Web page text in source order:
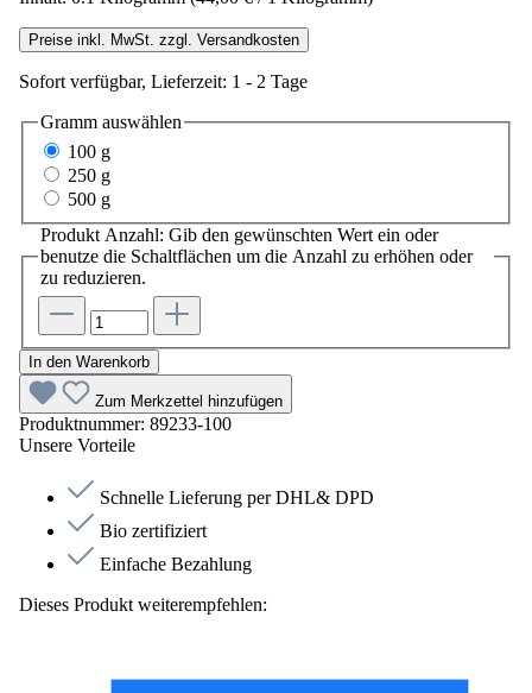
Preise inkl. MwSt. zzgl. Versandkosten
Sofort verfügbar, Lieferzeit: 1 - 2 Tage
Gramm auswählen
100 g
250 g
500 g
Produkt Anzahl: Gib den gewünschten Wert ein oder
benutze die Schaltflächen um die Anzahl zu erhöhen oder
zu reduzieren.
In den Warenkorb
Zum Merkzettel hinzufügen
Produktnummer: 89233-100
Unsere Vorteile
Schnelle Lieferung per DHL& DPD
Bio zertifiziert
Einfache Bezahlung
Dieses Produkt weiterempfehlen: